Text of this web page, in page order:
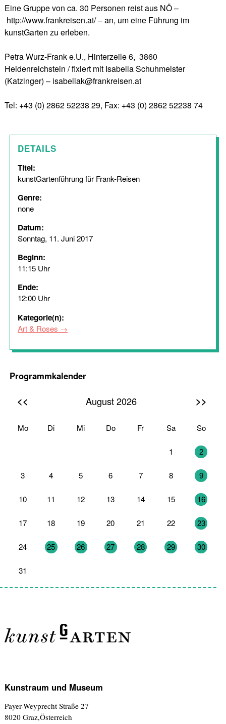
Eine Gruppe von ca. 30 Personen reist aus NÖ –
http://www.frankreisen.at/ – an, um eine Führung im
kunstGarten zu erleben.
Petra Wurz-Frank e.U., Hinterzeile 6, 3860
Heidenreichstein / fixiert mit Isabella Schuhmeister
(Katzinger) – isabellak@frankreisen.at
Tel: +43 (0) 2862 52238 29, Fax: +43 (0) 2862 52238 74
DETAILS
Titel:
kunstGartenführung für Frank-Reisen
Genre:
none
Datum:
Sonntag, 11. Juni 2017
Beginn:
11:15 Uhr
Ende:
12:00 Uhr
Kategorie(n):
Art & Roses
Programmkalender
<< August 2026 >>
Mo Di Mi Do Fr Sa So
1 2
3 4 5 6 7 8 9
10 11 12 13 14 15 16
17 18 19 20 21 22 23
24 25 26 27 28 29 30
31
Kunstraum und Museum
Payer-Weyprecht Straße 27
8020 Graz,Österreich